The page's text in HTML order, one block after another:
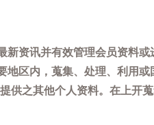
资讯并有效管理会员资料
区内，蒐集、处理、利用
供之其他个人资料。在上开